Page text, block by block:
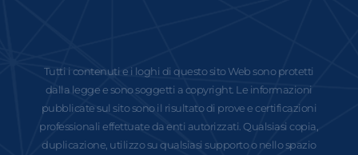
Tutti i contenuti e i loghi di questo sito Web sono protetti
dalla legge e sono soggetti a copyright. Le informazioni
pubblicate sul sito sono il risultato di prove e certificazioni
professionali effettuate da enti autorizzati. Qualsiasi copia,
duplicazione, utilizzo su qualsiasi supporto o nello spazio